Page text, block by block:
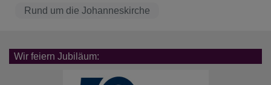
Rund um die Johanneskirche
Wir feiern Jubiläum: